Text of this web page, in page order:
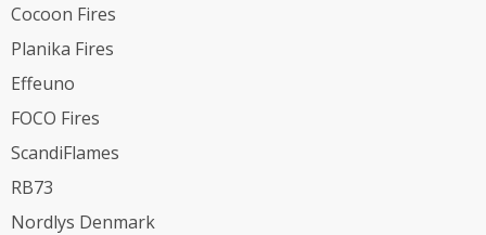
Cocoon Fires
Planika Fires
Effeuno
FOCO Fires
ScandiFlames
RB73
Nordlys Denmark